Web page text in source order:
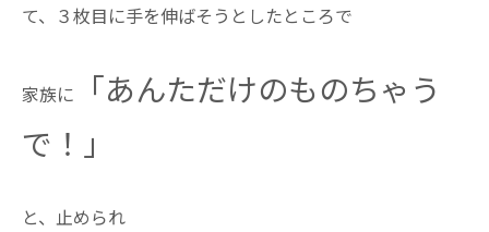
て、３枚目に手を伸ばそうとしたところで
家族に
「あんただけのものちゃう
で！」
と、止められ